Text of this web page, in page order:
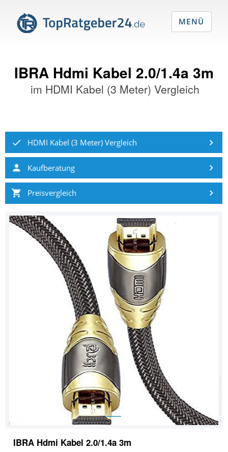
IBRA Hdmi Kabel 2.0/1.4a 3m
im HDMI Kabel (3 Meter) Vergleich
HDMI Kabel (3 Meter) Vergleich
Kaufberatung
Preisvergleich
IBRA Hdmi Kabel 2.0/1.4a 3m
MENÜ